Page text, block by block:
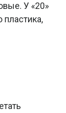
У «20»
пластика,